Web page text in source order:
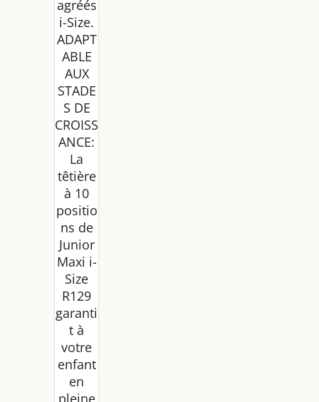
agréés
i-Size.
ADAPT
ABLE
AUX
STADE
S DE
CROISS
ANCE:
La
têtière
à 10
positio
ns de
Junior
Maxi i-
Size
R129
garanti
t à
votre
enfant
en
pleine